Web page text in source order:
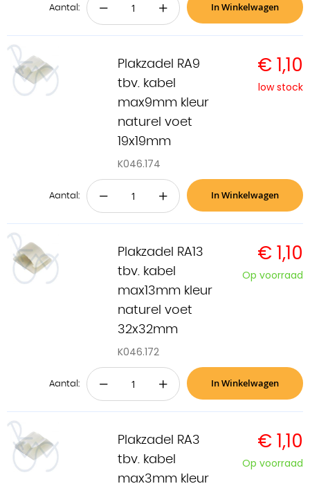
Aantal: − + In Winkelwagen
Plakzadel RA9
tbv. kabel
max9mm kleur
naturel voet
19x19mm
K046.174
€ 1,10
low stock
Aantal: − + In Winkelwagen
Plakzadel RA13
tbv. kabel
max13mm kleur
naturel voet
32x32mm
K046.172
€ 1,10
Op voorraad
Aantal: − + In Winkelwagen
Plakzadel RA3
tbv. kabel
max3mm kleur
€ 1,10
Op voorraad